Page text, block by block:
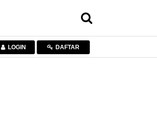
LOGIN DAFTAR